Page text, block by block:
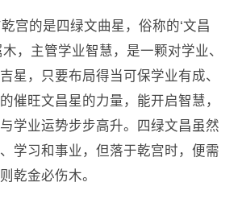
宫的是四绿文曲星，俗称的‘文昌
，主管学业智慧，是一颗对学业、
星，只要布局得当可保学业有成、
催旺文昌星的力量，能开启智慧，
学业运势步步高升。四绿文昌虽然
学习和事业，但落于乾宫时，便需
乾金必伤木。